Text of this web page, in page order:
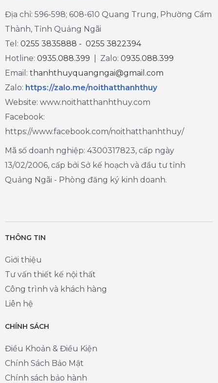
Địa chỉ: 596-598; 608-610 Quang Trung, Phường Cẩm
Thành, Tỉnh Quảng Ngãi
Tel: 0255 3835888 - 0255 3822394
Hotline: 0935.088.399 | Zalo: 0935.088.399
Email: thanhthuyquangngai@gmail.com
Zalo: https://zalo.me/noithatthanhthuy
Website: www.noithatthanhthuy.com
Facebook:
https://www.facebook.com/noithatthanhthuy/
Mã số doanh nghiệp: 4300317823, cấp ngày
13/02/2006, cấp bởi Sở kế hoạch và đầu tư tỉnh
Quảng Ngãi - Phòng đăng ký kinh doanh.
THÔNG TIN
Giới thiệu
Tư vấn thiết kế nội thất
Công trình và khách hàng
Liên hệ
CHÍNH SÁCH
Điều Khoản & Điều Kiện
Chính Sách Bảo Mật
Chính sách bảo hành